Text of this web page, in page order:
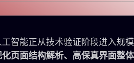
智能正从技术验证阶段进入规
页面结构解析、高保真界面整